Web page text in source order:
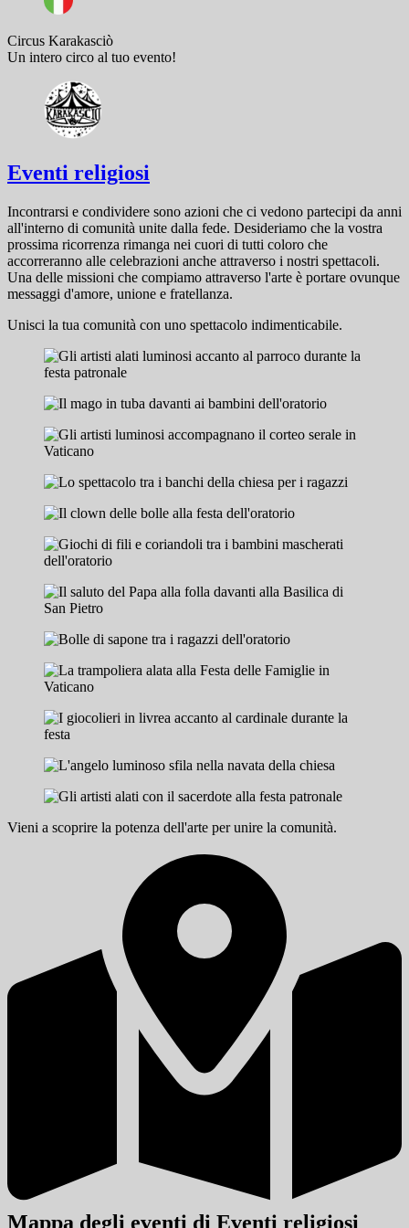
Circus Karakasciò
Un intero circo al tuo evento!
Eventi religiosi
Incontrarsi e condividere sono azioni che ci vedono partecipi da anni
all'interno di comunità unite dalla fede. Desideriamo che la vostra
prossima ricorrenza rimanga nei cuori di tutti coloro che
accorreranno alle celebrazioni anche attraverso i nostri spettacoli.
Una delle missioni che compiamo attraverso l'arte è portare ovunque
messaggi d'amore, unione e fratellanza.
Unisci la tua comunità con uno spettacolo indimenticabile.
Vieni a scoprire la potenza dell'arte per unire la comunità.
Mappa degli eventi di Eventi religiosi